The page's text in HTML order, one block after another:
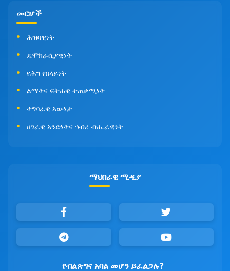
መርሆች
ሕዝባዊነት
ዴሞክራሲያዊነት
የሕግ የበላይነት
ልማትና ፍትሐዊ ተጠቃሚነት
ተግባራዊ እውነታ
ሀገራዊ አንድነትና ኅብረ ብሔራዊነት
ማህበራዊ ሚዲያ
የብልጽግና አባል መሆን ይፈልጋሉ?